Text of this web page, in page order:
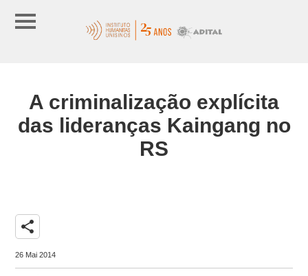
A criminalização explícita
das lideranças Kaingang no
RS
share
26 Mai 2014